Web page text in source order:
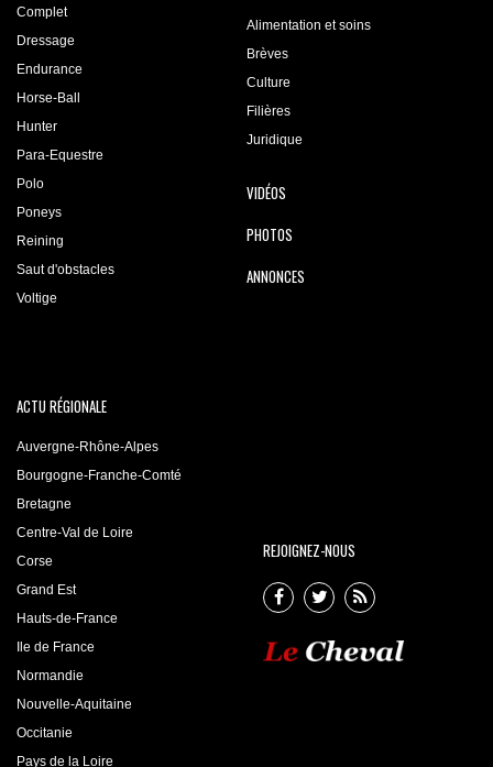
Complet
Dressage
Endurance
Horse-Ball
Hunter
Para-Equestre
Polo
Poneys
Reining
Saut d'obstacles
Voltige
Alimentation et soins
Brèves
Culture
Filières
Juridique
VIDÉOS
PHOTOS
ANNONCES
ACTU RÉGIONALE
Auvergne-Rhône-Alpes
Bourgogne-Franche-Comté
Bretagne
Centre-Val de Loire
Corse
Grand Est
Hauts-de-France
Ile de France
Normandie
Nouvelle-Aquitaine
Occitanie
Pays de la Loire
REJOIGNEZ-NOUS